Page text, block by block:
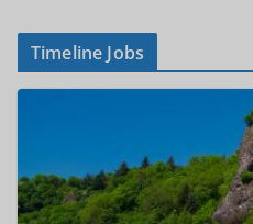
Timeline Jobs